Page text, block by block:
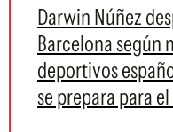
Darwin Núñez
Barcelona según
deportivos
se prepara para